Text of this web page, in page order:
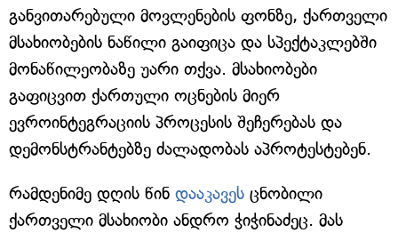
განვითარებული მოვლენების ფონზე, ქართველი
მსახიობების ნაწილი გაიფიცა და სპექტაკლებში
მონაწილეობაზე უარი თქვა. მსახიობები
გაფიცვით ქართული ოცნების მიერ
ევროინტეგრაციის პროცესის შეჩერებას და
დემონსტრანტებზე ძალადობას აპროტესტებენ.
რამდენიმე დღის წინ დააკავეს ცნობილი
ქართველი მსახიობი ანდრო ჭიჭინაძეც. მას